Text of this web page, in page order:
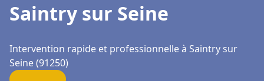
Saintry sur Seine
Intervention rapide et professionnelle à Saintry sur
Seine (91250)